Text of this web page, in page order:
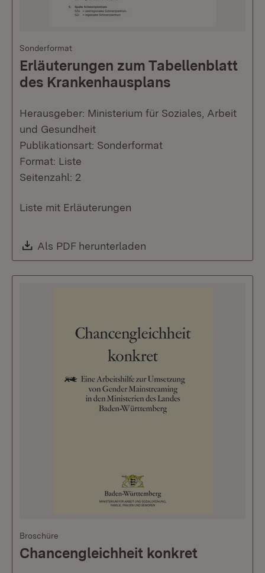
Sonderformat
Erläuterungen zum Tabellenblatt
des Krankenhausplans
Herausgeber: Ministerium für Soziales, Arbeit
und Gesundheit
Publikationsart: Sonderformat
Format: Liste
Seitenzahl: 2
Liste mit Erläuterungen
Download:
Als PDF herunterladen
Broschüre
Chancengleichheit konkret